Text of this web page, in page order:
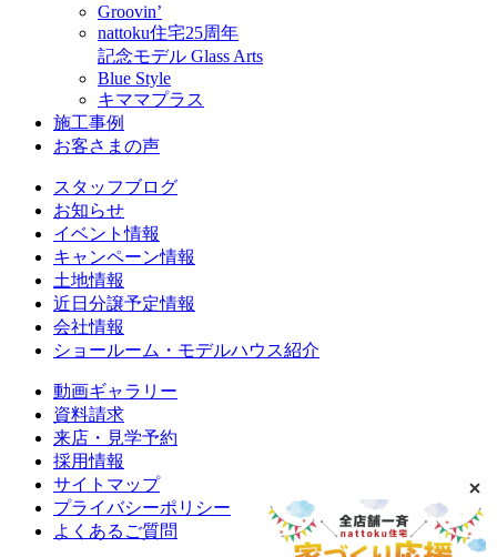
Groovin’
nattoku住宅25周年
記念モデル Glass Arts
Blue Style
キママプラス
施工事例
お客さまの声
スタッフブログ
お知らせ
イベント情報
キャンペーン情報
土地情報
近日分譲予定情報
会社情報
ショールーム・モデルハウス紹介
動画ギャラリー
資料請求
来店・見学予約
採用情報
サイトマップ
プライバシーポリシー
よくあるご質問